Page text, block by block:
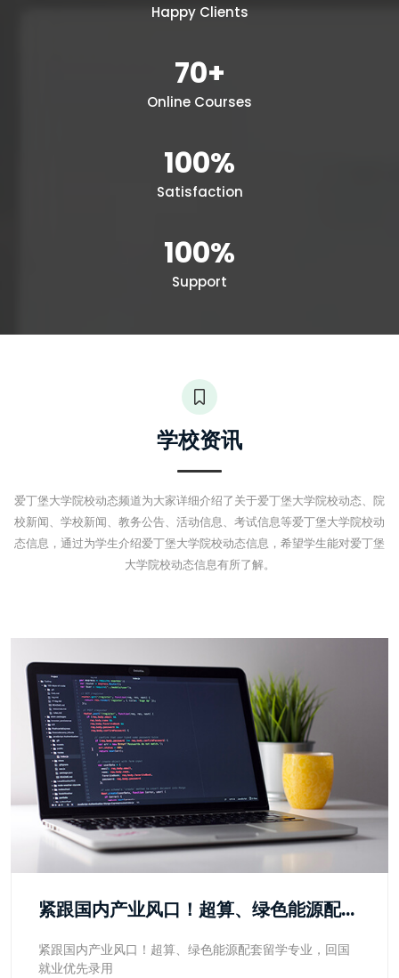
Happy Clients
70+
Online Courses
100%
Satisfaction
100%
Support
学校资讯
爱丁堡大学院校动态频道为大家详细介绍了关于爱丁堡大学院校动态、院
校新闻、学校新闻、教务公告、活动信息、考试信息等爱丁堡大学院校动
态信息，通过为学生介绍爱丁堡大学院校动态信息，希望学生能对爱丁堡
大学院校动态信息有所了解。
紧跟国内产业风口！超算、绿色能源配套留学专业，回国就业优先录用
紧跟国内产业风口！超算、绿色能源配套留学专业，回国
就业优先录用